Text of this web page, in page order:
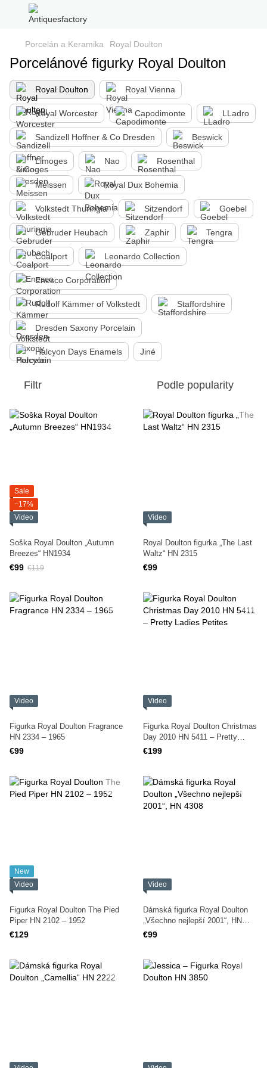
Porcelán a Keramika Royal Doulton
Porcelánové figurky Royal Doulton
Royal Doulton Royal Vienna
Royal Worcester Capodimonte LLadro
Sandizell Hoffner & Co Dresden Beswick
Limoges Nao Rosenthal
Meissen Royal Dux Bohemia
Volkstedt Thuringia Sitzendorf Goebel
Gebruder Heubach Zaphir Tengra
Coalport Leonardo Collection
Enesco Corporation
Rudolf Kämmer of Volkstedt Staffordshire
Dresden Saxony Porcelain
Halcyon Days Enamels Jiné
Filtr Podle popularity
Sale
−17%
Video
Soška Royal Doulton „Autumn
Breezes“ HN1934
€99 €119
Video
Royal Doulton figurka „The Last
Waltz“ HN 2315
€99
Video
Figurka Royal Doulton Fragrance
HN 2334 – 1965
€99
Video
Figurka Royal Doulton Christmas
Day 2010 HN 5411 – Pretty
Ladies Petites
€199
New
Video
Figurka Royal Doulton The Pied
Piper HN 2102 – 1952
€129
Video
Dámská figurka Royal Doulton
„Všechno nejlepší 2001“, HN
4308
€99